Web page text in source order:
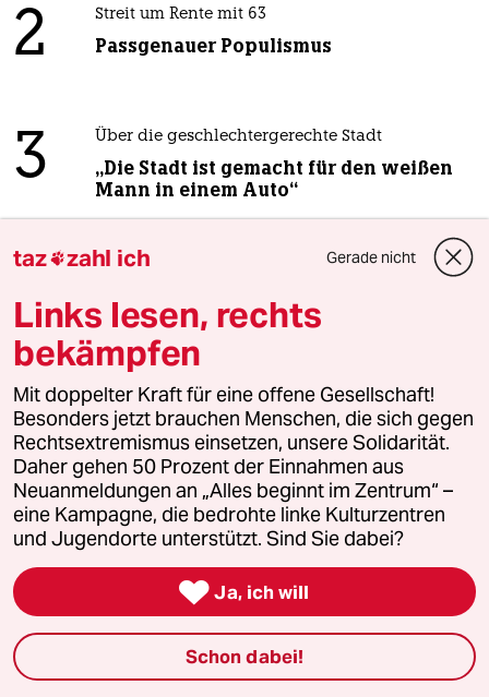
2 Streit um Rente mit 63
Passgenauer Populismus
3 Über die geschlechtergerechte Stadt
„Die Stadt ist gemacht für den weißen
Mann in einem Auto“
4 Die Wahrheit
56 Millionen Deutsche sind betroffen
5 Drohnenvorfall am Leipziger Flughafen
Das Zeitalter der elektronischen
Kriegsführung
6 Antifas in Sachsen-Anhalt
taz
taz zahl ich Gerade nicht
Links lesen, rechts
bekämpfen
Mit doppelter Kraft für eine offene Gesellschaft!
Besonders jetzt brauchen Menschen, die sich gegen
Rechtsextremismus einsetzen, unsere Solidarität.
Daher gehen 50 Prozent der Einnahmen aus
Neuanmeldungen an „Alles beginnt im Zentrum“ –
eine Kampagne, die bedrohte linke Kulturzentren
und Jugendorte unterstützt. Sind Sie dabei?
 Ja, ich will
Schon dabei!